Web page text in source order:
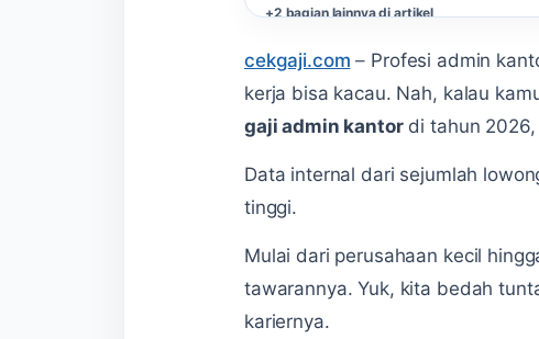
+2 bagian lainnya di artikel
cekgaji.com – Profesi admin
kerja bisa kacau. Nah, kalau
gaji admin kantordi tahun 2026,
Data internal dari sejumlah
tinggi.
Mulai dari perusahaan kecil
tawarannya. Yuk, kita bedah
kariernya.